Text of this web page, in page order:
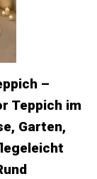
–
Teppich im
Garten,